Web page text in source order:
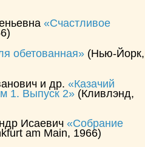
Счастливое
обетованная
(Нью-Йорк,
и др.
Казачий
1. Выпуск 2
(Кливлэнд,
Исаевич
Собрание
am Main, 1966)